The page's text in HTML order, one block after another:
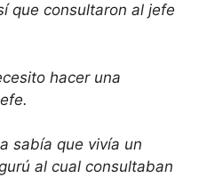
que consultaron al jefe
hacer una
sabía que vivía un
al cual consultaban